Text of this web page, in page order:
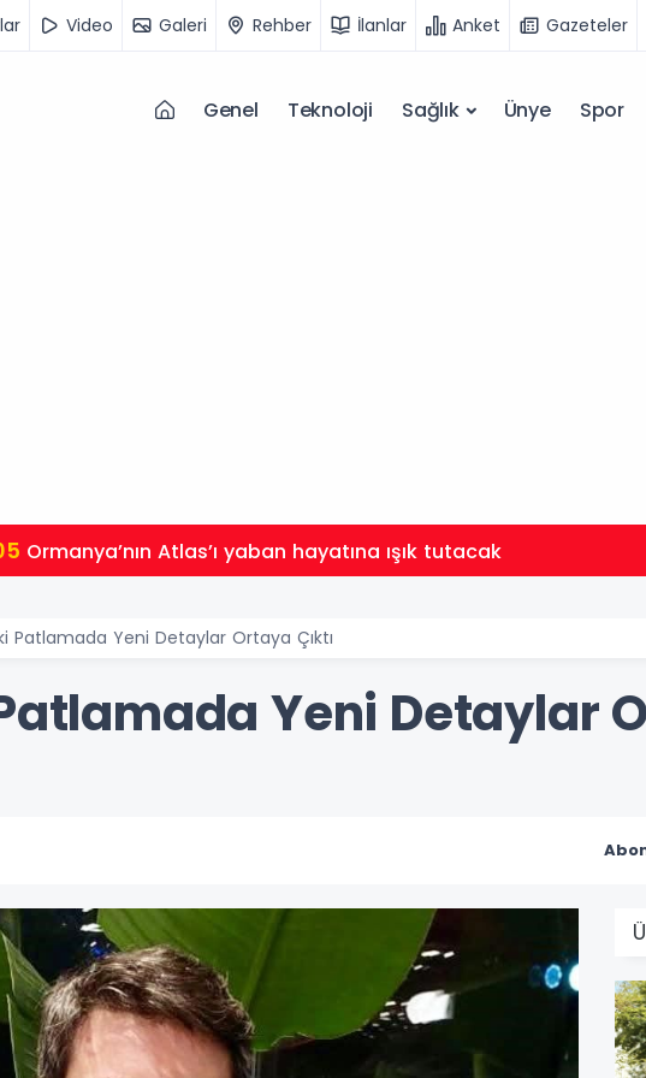
Video Galeri Rehber İlanlar Anket Gazeteler
Genel Teknoloji Sağlık Ünye Spor
Ormanya’nın Atlas’ı yaban hayatına ışık tutacak
Patlamada Yeni Detaylar Ortaya Çıktı
Yeni Detaylar